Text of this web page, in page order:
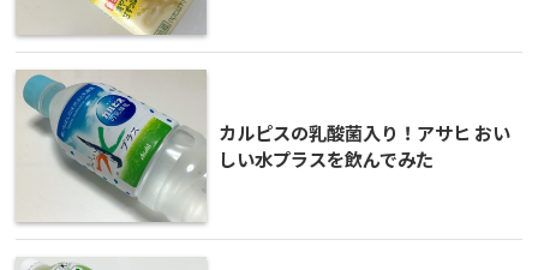
カルピスの乳酸菌入り！アサヒ おい
しい水プラスを飲んでみた